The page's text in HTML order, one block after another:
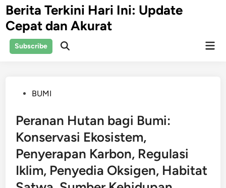
Skip
to
content
Berita Terkini Hari Ini: Update
Cepat dan Akurat
Subscribe
Open
PostedBUMI
Peranan Hutan bagi Bumi:
Konservasi Ekosistem,
Penyerapan Karbon, Regulasi
Iklim, Penyedia Oksigen, Habitat